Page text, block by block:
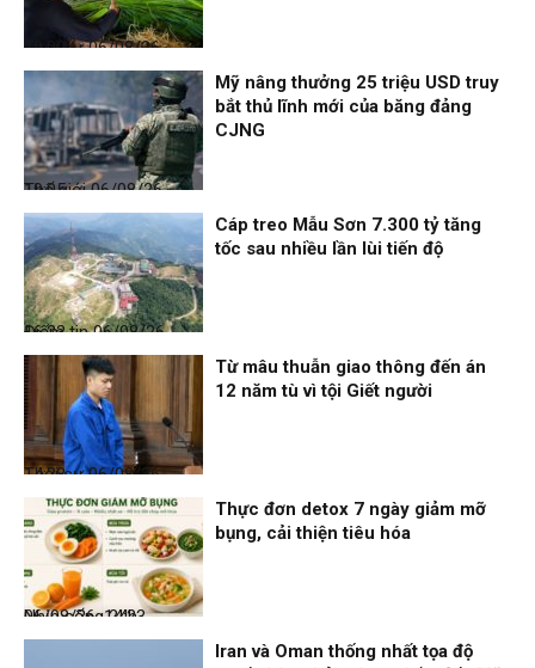
Thời sự
06/08/26, 19:09
Thế giới
06/08/26, 19:05
Mỹ nâng thưởng 25 triệu USD truy
bắt thủ lĩnh mới của băng đảng
CJNG
Điểm tin
06/08/26, 16:23
Cáp treo Mẫu Sơn 7.300 tỷ tăng
tốc sau nhiều lần lùi tiến độ
Thời sự
06/08/26, 14:28
Từ mâu thuẫn giao thông đến án
12 năm tù vì tội Giết người
Nhịp sống 24h
06/08/26, 14:23
Thực đơn detox 7 ngày giảm mỡ
bụng, cải thiện tiêu hóa
Iran và Oman thống nhất tọa độ